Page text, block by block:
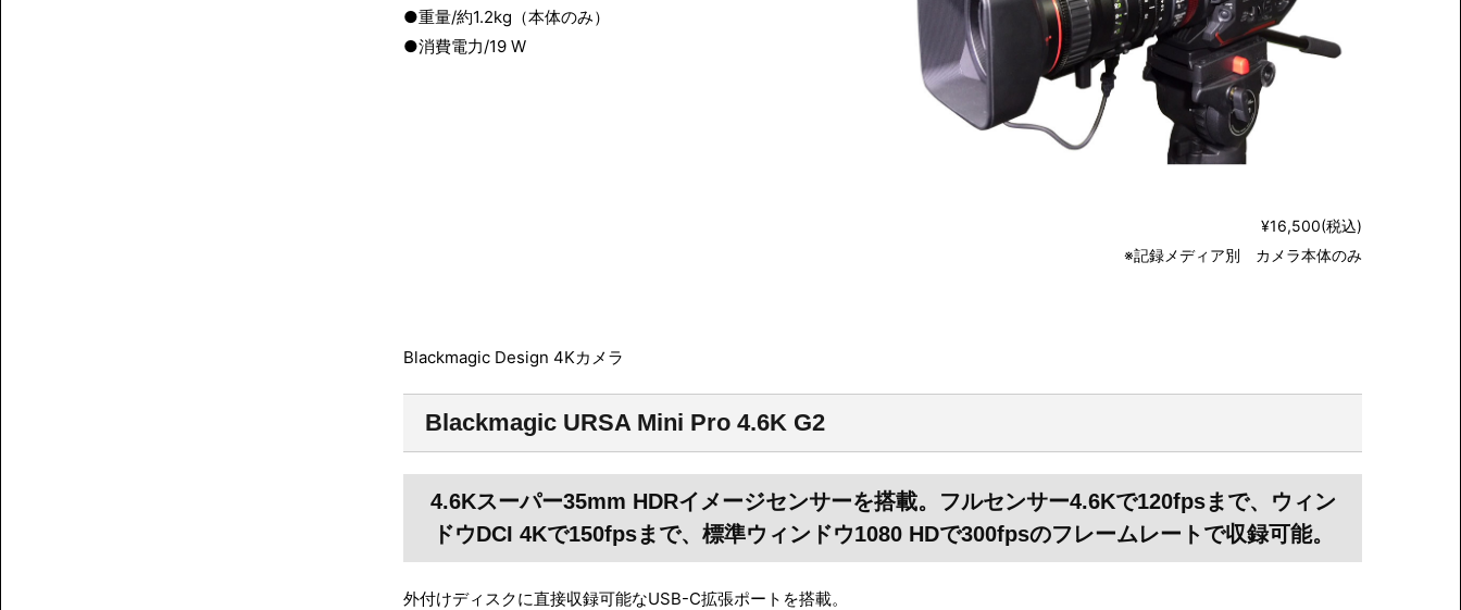
●重量/約1.2kg（本体のみ）
●消費電力/19 W
¥16,500(税込)
※記録メディア別 カメラ本体のみ
Blackmagic Design 4Kカメラ
Blackmagic URSA Mini Pro 4.6K G2
4.6Kスーパー35mm HDRイメージセンサーを搭載。フルセンサー4.6Kで120fpsまで、ウィン
ドウDCI 4Kで150fpsまで、標準ウィンドウ1080 HDで300fpsのフレームレートで収録可能。
外付けディスクに直接収録可能なUSB-C拡張ポートを搭載。